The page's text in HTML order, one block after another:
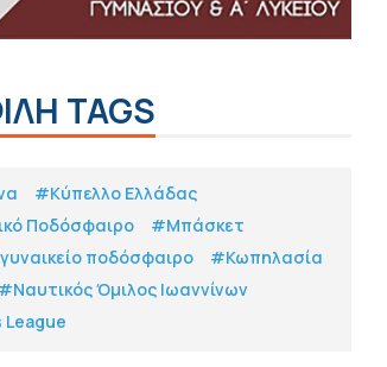
TAGS
#Κύπελλο Ελλάδας
Ποδόσφαιρο
#Μπάσκετ
ποδόσφαιρο
#Κωπηλασία
#Ναυτικός Όμιλος Ιωαννίνων